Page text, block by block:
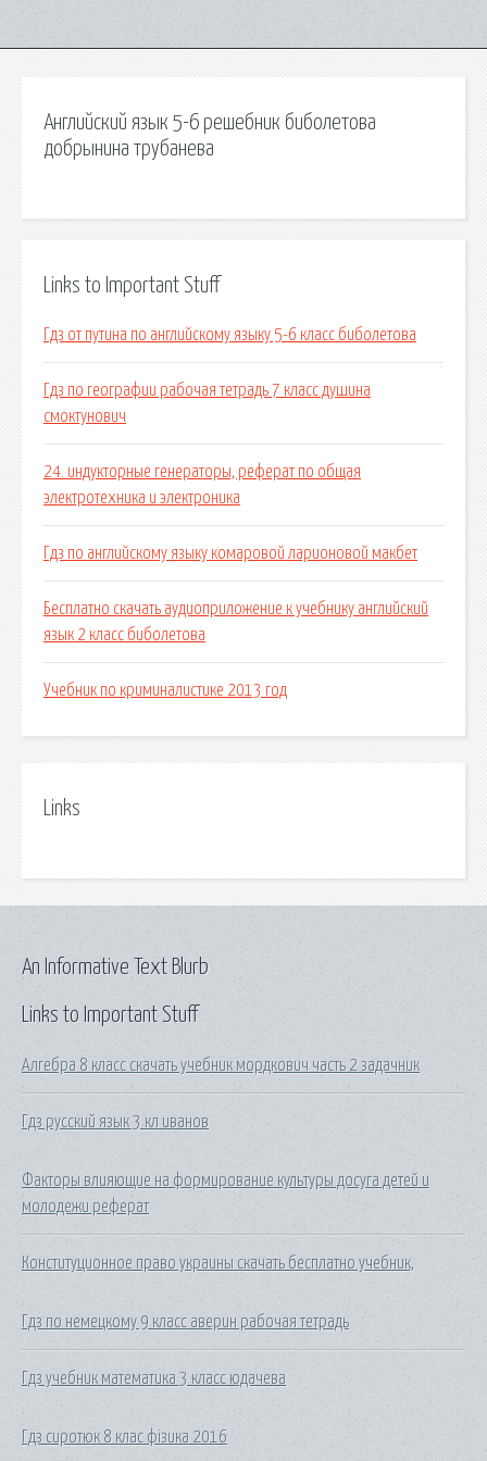
Английский язык 5-6 решебник биболетова
добрынина трубанева
Links to Important Stuff
Гдз от путина по английскому языку 5-6 класс биболетова
Гдз по географии рабочая тетрадь 7 класс душина
смоктунович
24. индукторные генераторы, реферат по общая
электротехника и электроника
Гдз по английскому языку комаровой ларионовой макбет
Бесплатно скачать аудиоприложение к учебнику английский
язык 2 класс биболетова
Учебник по криминалистике 2013 год
Links
Links to Important Stuff
Алгебра 8 класс скачать учебник мордкович часть 2 задачник
Гдз русский язык 3 кл иванов
Факторы влияющие на формирование культуры досуга детей и
молодежи реферат
Конституционное право украины скачать бесплатно учебник,
Гдз по немецкому 9 класс аверин рабочая тетрадь
Гдз учебник математика 3 класс юдачева
Гдз сиротюк 8 клас фізика 2016
An Informative Text Blurb